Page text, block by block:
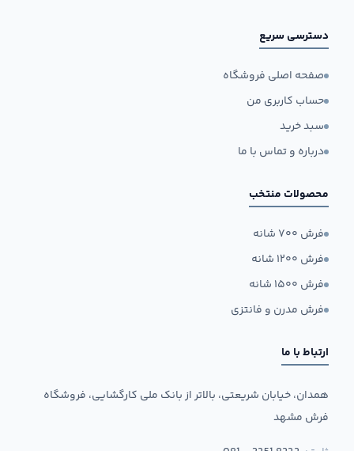
دسترسی سریع
صفحه اصلی فروشگاه
حساب کاربری من
سبد خرید
درباره و تماس با ما
محصولات منتخب
فرش ۷۰۰ شانه
فرش ۱۲۰۰ شانه
فرش ۱۵۰۰ شانه
فرش مدرن و فانتزی
ارتباط با ما
همدان، خیابان شریعتی، بالاتر از بانک ملی کارگشایی، فروشگاه
فرش مشهد